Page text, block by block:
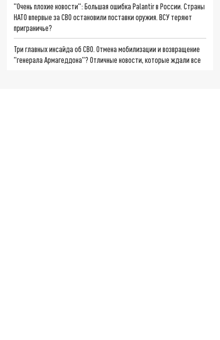
"Очень плохие новости": Большая ошибка Palantir в России. Страны
НАТО впервые за СВО остановили поставки оружия. ВСУ теряют
приграничье?
Три главных инсайда об СВО. Отмена мобилизации и возвращение
"генерала Армагеддона"? Отличные новости, которые ждали все